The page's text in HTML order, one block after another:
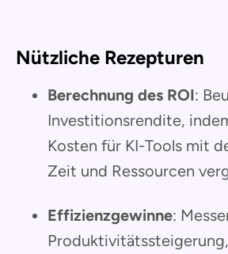
Nützliche Rezepturen
Berechnung des ROI:
Investitionsrendite,
Kosten für KI-Tools mit
Zeit und Ressourcen
Effizienzgewinne: